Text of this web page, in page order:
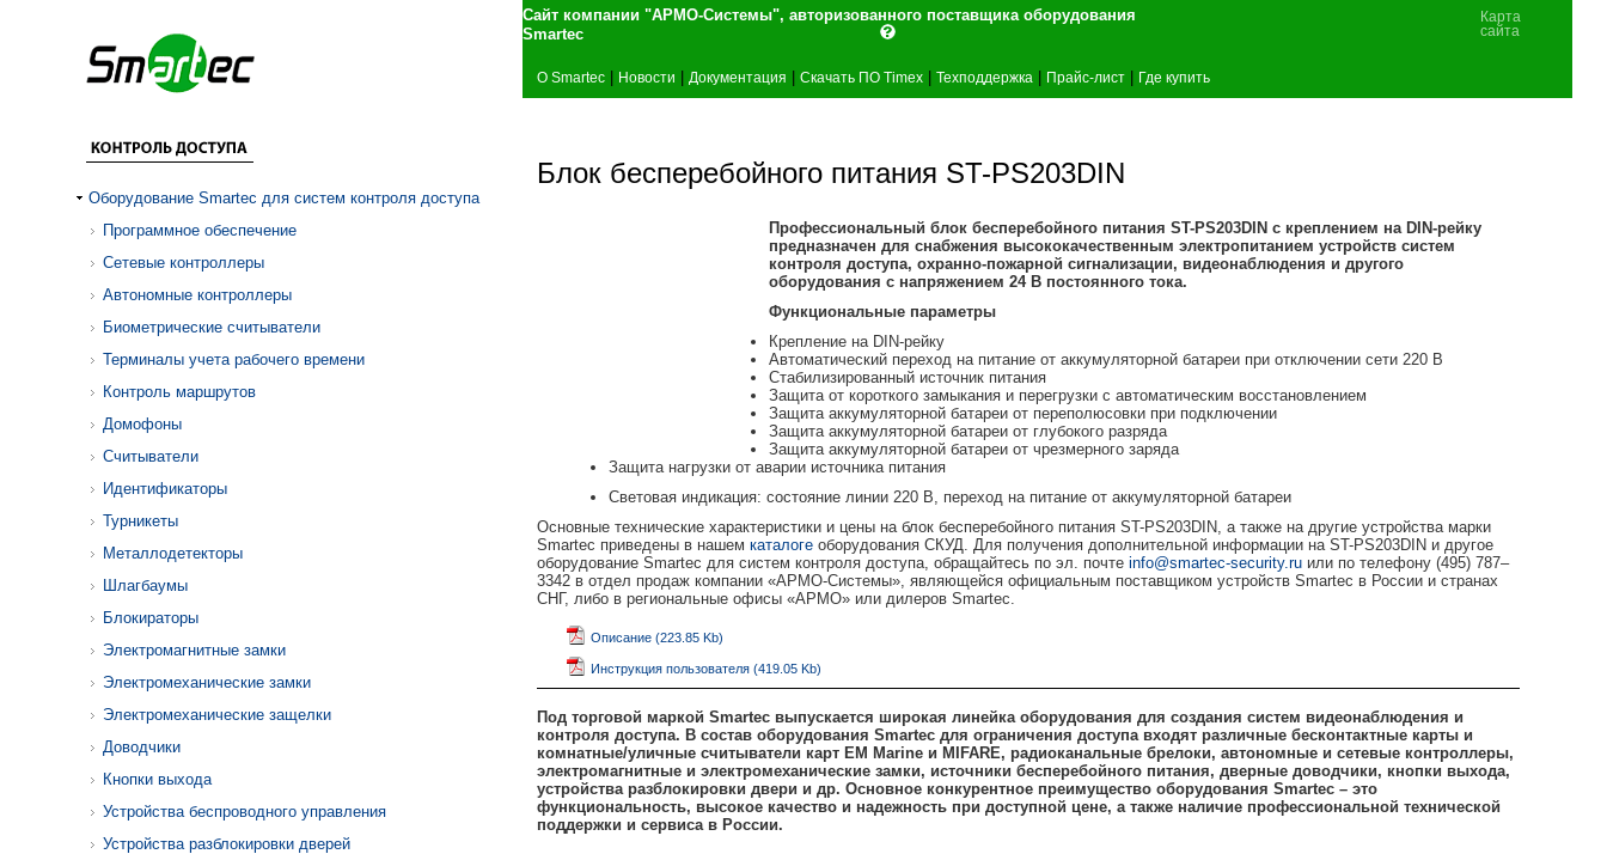
Сайт компании "АРМО-Системы", авторизованного поставщика оборудования
Smartec
Карта
сайта
О Smartec Новости Документация Скачать ПО Timex Техподдержка Прайс-лист Где купить
Оборудование Smartec для систем контроля доступа
Программное обеспечение
Сетевые контроллеры
Автономные контроллеры
Биометрические считыватели
Терминалы учета рабочего времени
Контроль маршрутов
Домофоны
Считыватели
Идентификаторы
Турникеты
Металлодетекторы
Шлагбаумы
Блокираторы
Электромагнитные замки
Электромеханические замки
Электромеханические защелки
Доводчики
Кнопки выхода
Устройства беспроводного управления
Устройства разблокировки дверей
Блок бесперебойного питания ST-PS203DIN
Профессиональный блок бесперебойного питания ST-PS203DIN с креплением на DIN-рейку
предназначен для снабжения высококачественным электропитанием устройств систем
контроля доступа, охранно-пожарной сигнализации, видеонаблюдения и другого
оборудования с напряжением 24 В постоянного тока.
Функциональные параметры
Крепление на DIN-рейку
Автоматический переход на питание от аккумуляторной батареи при отключении сети 220 В
Стабилизированный источник питания
Защита от короткого замыкания и перегрузки с автоматическим восстановлением
Защита аккумуляторной батареи от переполюсовки при подключении
Защита аккумуляторной батареи от глубокого разряда
Защита аккумуляторной батареи от чрезмерного заряда
Защита нагрузки от аварии источника питания
Световая индикация: состояние линии 220 В, переход на питание от аккумуляторной батареи
Основные технические характеристики и цены на блок бесперебойного питания ST-PS203DIN, а также на другие устройства марки
Smartec приведены в нашем каталоге оборудования СКУД. Для получения дополнительной информации на ST-PS203DIN и другое
оборудование Smartec для систем контроля доступа, обращайтесь по эл. почте info@smartec-security.ru или по телефону (495) 787–
3342 в отдел продаж компании «АРМО-Системы», являющейся официальным поставщиком устройств Smartec в России и странах
СНГ, либо в региональные офисы «АРМО» или дилеров Smartec.
Описание (223.85 Kb)
Инструкция пользователя (419.05 Kb)
Под торговой маркой Smartec выпускается широкая линейка оборудования для создания систем видеонаблюдения и
контроля доступа. В состав оборудования Smartec для ограничения доступа входят различные бесконтактные карты и
комнатные/уличные считыватели карт EM Marine и MIFARE, радиоканальные брелоки, автономные и сетевые контроллеры,
электромагнитные и электромеханические замки, источники бесперебойного питания, дверные доводчики, кнопки выхода,
устройства разблокировки двери и др. Основное конкурентное преимущество оборудования Smartec – это
функциональность, высокое качество и надежность при доступной цене, а также наличие профессиональной технической
поддержки и сервиса в России.